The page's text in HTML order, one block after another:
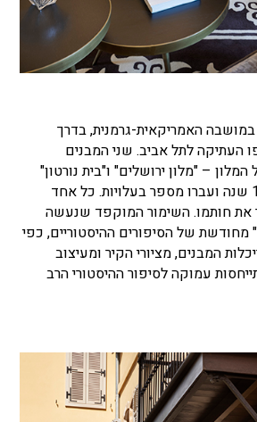
האמריקאית-גרמנית, בדרך
העתיקה לתל אביב. שני המבנים
– "מלון ירושלים" ו"בית נורטון"
לשעבר, נבנו לפני 150 שנה ועברו מספר בעלויות. כל אחד
את חותמו. השימור המוקפד שנעשה
מחודשת של הסיפורים ההיסטוריים, כפי
המבנים, מציורי הקיר ומעיצוב
עמוקה לסיפור ההיסטורי הרב